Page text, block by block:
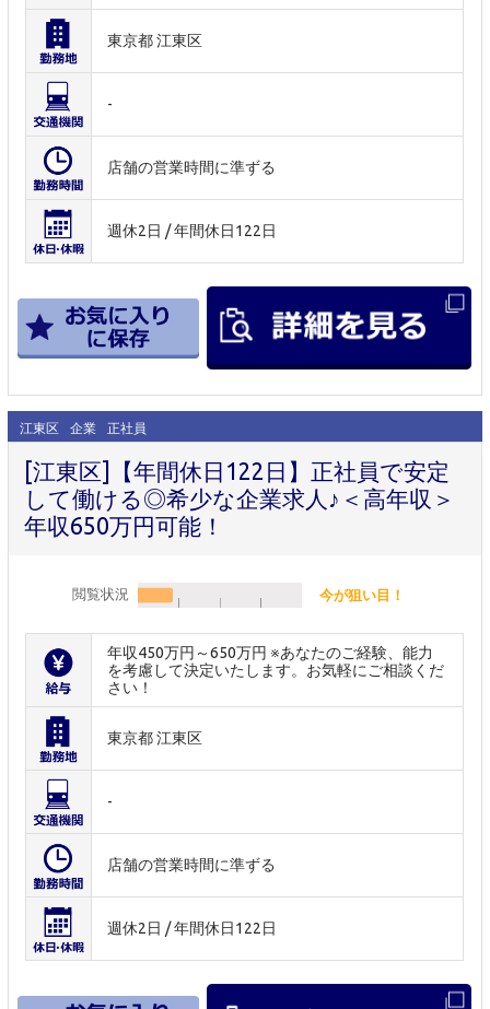
東京都 江東区
-
店舗の営業時間に準ずる
週休2日 / 年間休日122日
江東区 企業 正社員
[江東区]【年間休日122日】正社員で安定
して働ける◎希少な企業求人♪＜高年収＞
年収650万円可能！
閲覧状況 今が狙い目！
年収450万円～650万円 ※あなたのご経験、能力
を考慮して決定いたします。お気軽にご相談くだ
さい！
東京都 江東区
-
店舗の営業時間に準ずる
週休2日 / 年間休日122日